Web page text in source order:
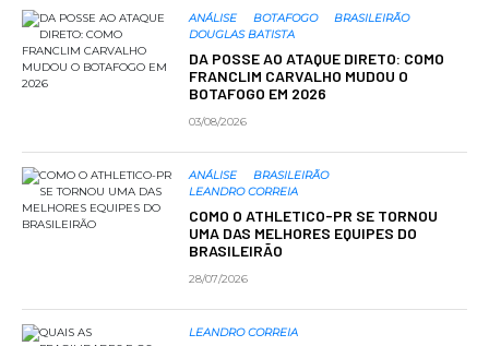
ANÁLISE BOTAFOGO
BRASILEIRÃO
DOUGLAS BATISTA
DA POSSE AO ATAQUE DIRETO: COMO
FRANCLIM CARVALHO MUDOU O
BOTAFOGO EM 2026
03/08/2026
ANÁLISE
BRASILEIRÃO
LEANDRO CORREIA
COMO O ATHLETICO-PR SE TORNOU
UMA DAS MELHORES EQUIPES DO
BRASILEIRÃO
28/07/2026
LEANDRO CORREIA